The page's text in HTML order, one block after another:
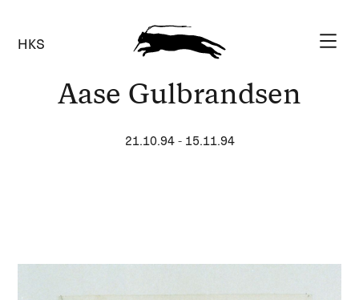
HKS
Aase Gulbrandsen
21.10.94- 15.11.94